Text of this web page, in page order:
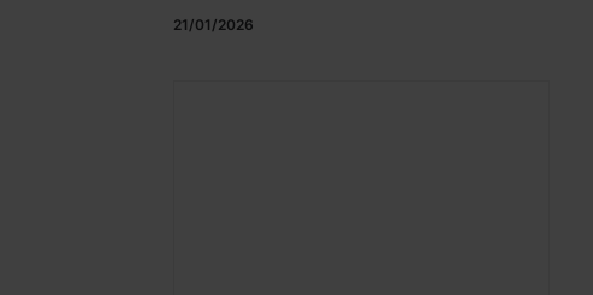
21/01/2026